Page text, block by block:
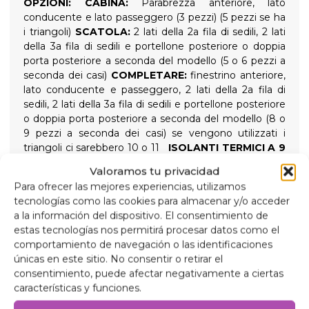
Valoramos tu privacidad
Para ofrecer las mejores experiencias, utilizamos
tecnologías como las cookies para almacenar y/o acceder
a la información del dispositivo. El consentimiento de
estas tecnologías nos permitirá procesar datos como el
comportamiento de navegación o las identificaciones
únicas en este sitio. No consentir o retirar el
consentimiento, puede afectar negativamente a ciertas
características y funciones.
OPZIONI: CABINA:Parabrezza anteriore, lato
conducente e lato passeggero (3 pezzi) (5 pezzi se ha
i triangoli) SCATOLA:2 lati della 2a fila di sedili, 2 lati
della 3a fila di sedili e portellone posteriore o doppia
porta posteriore a seconda del modello (5 o 6 pezzi a
seconda dei casi) COMPLETARE:finestrino anteriore,
lato conducente e passeggero, 2 lati della 2a fila di
sedili, 2 lati della 3a fila di sedili e portellone posteriore
o doppia porta posteriore a seconda del modello (8 o
9 pezzi a seconda dei casi) se vengono utilizzati i
triangoli ci sarebbero 10 o 11 ISOLANTI TERMICI A 9
Isolamento termico di alta qualità a 9 strati e
tende oscuranti progettate per isolare sia dalle alte
che dalle basse temperature, per un maggiore
comfort interno e per garantire un'oscurità totale per
notti tranquille, tenute in posizione da ventose
avvitabili ad alta aderenza, facili da rimuovere per una
facile installazione.
Composizione
Alluminio da 90 micron, anti-ultravioletti e
antigraffio.